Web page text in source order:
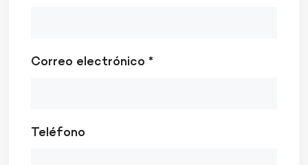
Correo electrónico *
Teléfono